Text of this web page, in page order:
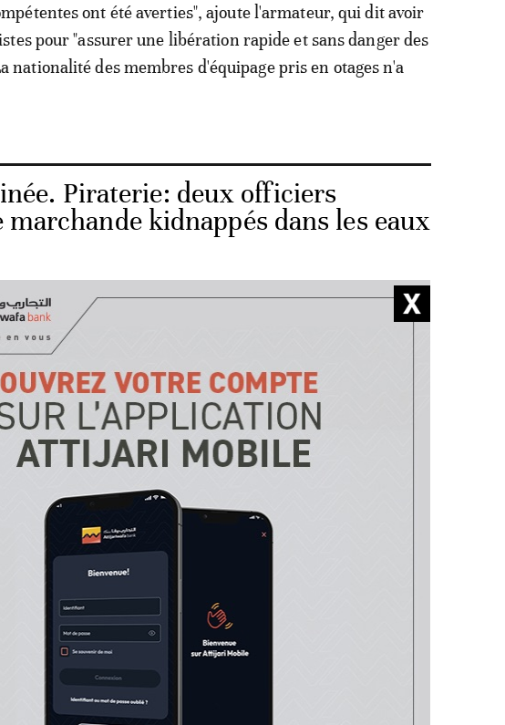
ont été averties", ajoute l'armateur, qui dit avoir
pour "assurer une libération rapide et sans danger des
nationalité des membres d'équipage pris en otages n'a
Piraterie: deux officiers
kidnappés dans les eaux
des Affaires étrangères avait indiqué avoir été
navire battant pavillon suisse Glarus en route le long des
à travers le monde où des bateaux ont essuyé des coups
dans le Golfe de Guinée. Dix prises d'otages de 65
total ont été perpétrées l'an dernier dans les eaux au
du Nigeria, du Togo ou du Bénin sont généralement
détournent parfois les navires pendant plusieurs jours,
et brutalisent les équipages, de moins en moins
ces eaux. D'autres les relâchent après paiement d'une